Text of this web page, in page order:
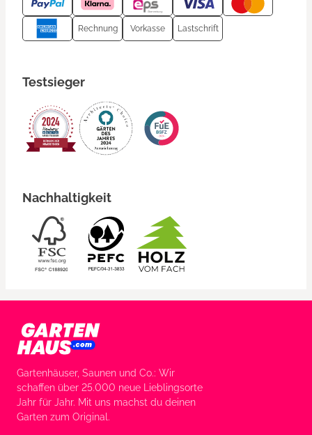
Rechnung Vorkasse Lastschrift
Testsieger
Nachhaltigkeit
Gartenhäuser, Saunen und Co.: Wir
schaffen über 25.000 neue Lieblingsorte
Jahr für Jahr. Mit uns machst du deinen
Garten zum Original.